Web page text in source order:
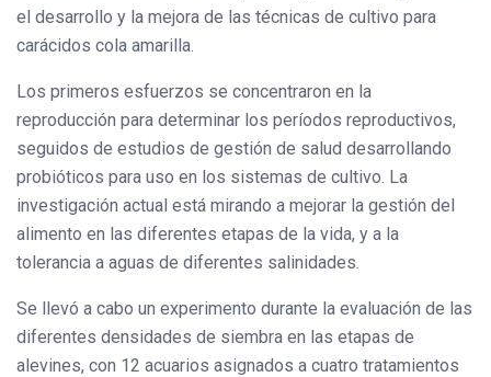
el desarrollo y la mejora de las técnicas de cultivo para
carácidos cola amarilla.
Los primeros esfuerzos se concentraron en la
reproducción para determinar los períodos reproductivos,
seguidos de estudios de gestión de salud desarrollando
probióticos para uso en los sistemas de cultivo. La
investigación actual está mirando a mejorar la gestión del
alimento en las diferentes etapas de la vida, y a la
tolerancia a aguas de diferentes salinidades.
Se llevó a cabo un experimento durante la evaluación de las
diferentes densidades de siembra en las etapas de
alevines, con 12 acuarios asignados a cuatro tratamientos